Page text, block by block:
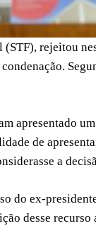
rejeitou
apresentado
de
a
do ex-
desse